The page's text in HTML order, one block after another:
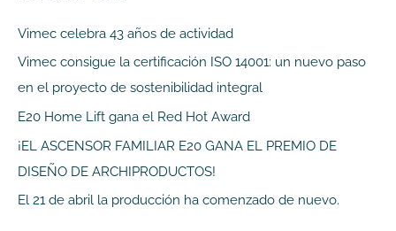
a
:
Vimec celebra 43 años de actividad
Vimec consigue la certificación ISO 14001: un nuevo paso
en el proyecto de sostenibilidad integral
E20 Home Lift gana el Red Hot Award
¡EL ASCENSOR FAMILIAR E20 GANA EL PREMIO DE
DISEÑO DE ARCHIPRODUCTOS!
El 21 de abril la producción ha comenzado de nuevo.